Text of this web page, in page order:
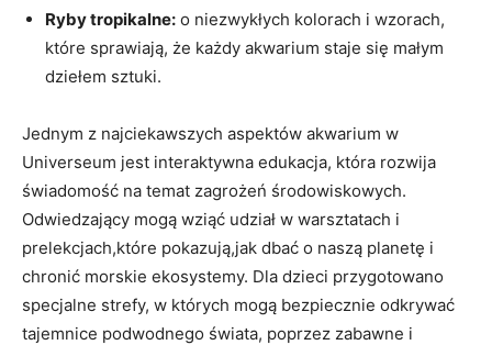
Ryby tropikalne: o niezwykłych kolorach i wzorach,
które sprawiają, że każdy akwarium staje się małym
dziełem sztuki.
Jednym z najciekawszych aspektów akwarium w
Universeum jest interaktywna edukacja, która rozwija
świadomość na temat zagrożeń środowiskowych.
Odwiedzający mogą wziąć udział w warsztatach i
prelekcjach,które pokazują,jak dbać o naszą planetę i
chronić morskie ekosystemy. Dla dzieci przygotowano
specjalne strefy, w których mogą bezpiecznie odkrywać
tajemnice podwodnego świata, poprzez zabawne i